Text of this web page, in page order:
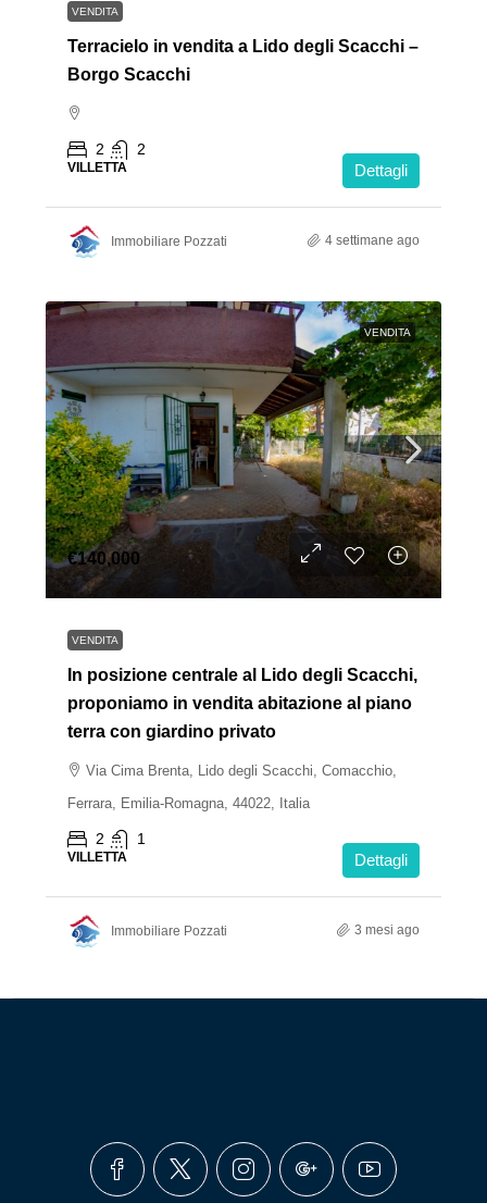
VENDITA
Terracielo in vendita a Lido degli Scacchi –
Borgo Scacchi
2 2
VILLETTA Dettagli
Immobiliare Pozzati 4 settimane ago
VENDITA
€140,000
VENDITA
In posizione centrale al Lido degli Scacchi,
proponiamo in vendita abitazione al piano
terra con giardino privato
Via Cima Brenta, Lido degli Scacchi, Comacchio,
Ferrara, Emilia-Romagna, 44022, Italia
2 1
VILLETTA Dettagli
Immobiliare Pozzati 3 mesi ago